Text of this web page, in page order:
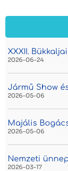
XXXII.
2026-06-24
Jármű Show
2026-05-06
Majális
2026-05-06
Nemzeti
2026-03-17